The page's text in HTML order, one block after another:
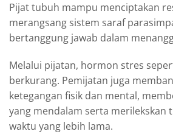
Pijat tubuh mampu menciptakan
merangsang sistem saraf
bertanggung jawab dalam
Melalui pijatan, hormon stres
berkurang. Pemijatan juga
ketegangan fisik dan mental,
yang mendalam serta merilekskan
waktu yang lebih lama.